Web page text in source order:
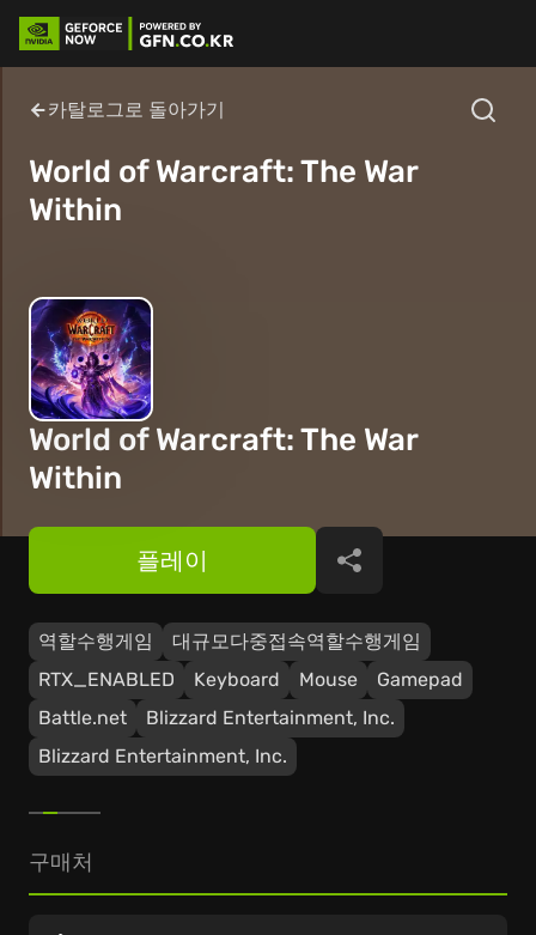
카탈로그로 돌아가기
World of Warcraft: The War
Within
World of Warcraft: The War
Within
역할수행게임
대규모다중접속역할수행게임
RTX_ENABLED
Keyboard Mouse
Gamepad
Battle.net
Blizzard Entertainment, Inc.
Blizzard Entertainment, Inc.
플레이 공유
구매처